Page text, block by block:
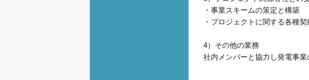
・事業スキームの策定と構築
・プロジェクトに関する各種
4）その他の業務
社内メンバーと協力し発電事